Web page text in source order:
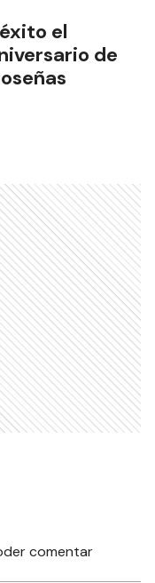
el
de
comentar